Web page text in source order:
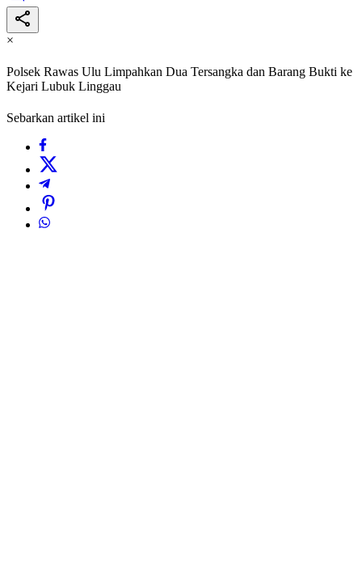
×
Polsek Rawas Ulu Limpahkan Dua Tersangka dan Barang Bukti ke
Kejari Lubuk Linggau
Sebarkan artikel ini